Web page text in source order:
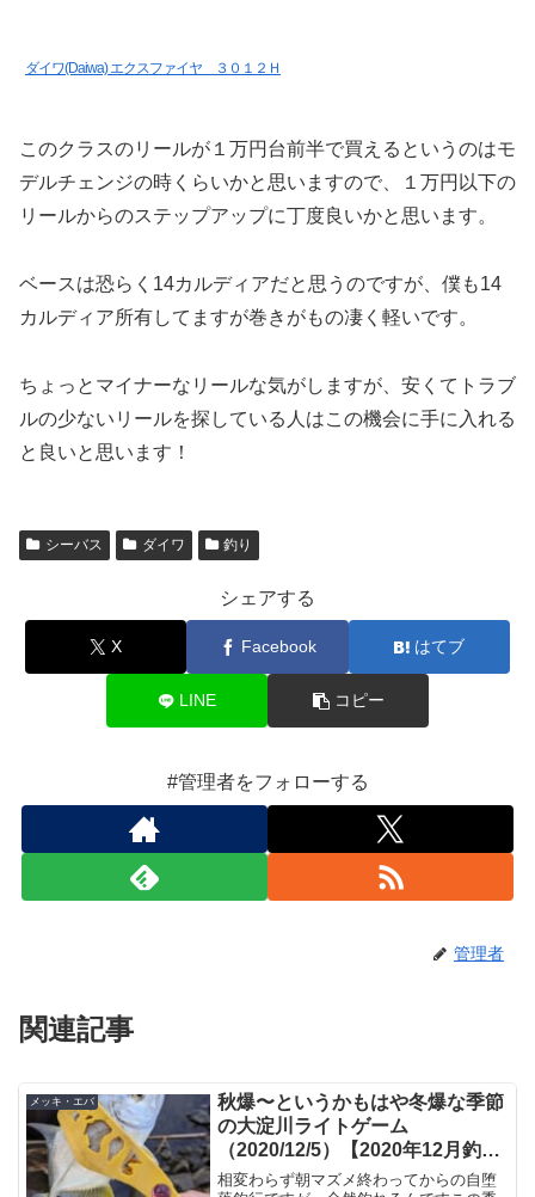
ダイワ(Daiwa) エクスファイヤ ３０１２Ｈ
このクラスのリールが１万円台前半で買えるというのはモ
デルチェンジの時くらいかと思いますので、１万円以下の
リールからのステップアップに丁度良いかと思います。
ベースは恐らく14カルディアだと思うのですが、僕も14
カルディア所有してますが巻きがもの凄く軽いです。
ちょっとマイナーなリールな気がしますが、安くてトラブ
ルの少ないリールを探している人はこの機会に手に入れる
と良いと思います！
シーバス ダイワ 釣り
シェアする
X Facebook はてブ
LINE コピー
#管理者をフォローする
管理者
関連記事
メッキ・エバ
秋爆〜というかもはや冬爆な季節
の大淀川ライトゲーム
（2020/12/5）【2020年12月釣
行】
相変わらず朝マズメ終わってからの自堕